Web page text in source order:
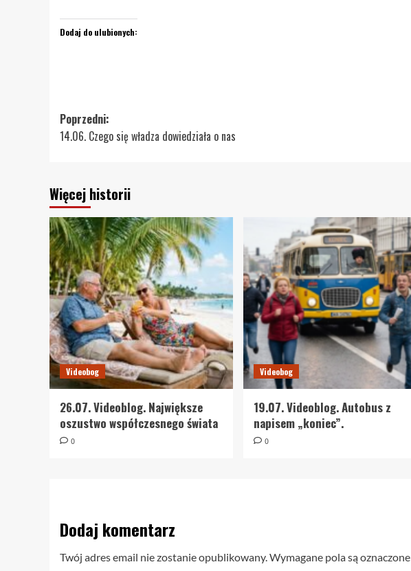
Dodaj do ulubionych:
Zobacz
wpisy
Poprzedni:
14.06. Czego się władza dowiedziała o nas
Więcej historii
Videobog
26.07. Videoblog. Największe
oszustwo współczesnego świata
0
Videobog
19.07. Videoblog. Autobus z
napisem „koniec”.
0
Dodaj komentarz
Twój adres email nie zostanie opublikowany.Wymagane pola są oznaczone